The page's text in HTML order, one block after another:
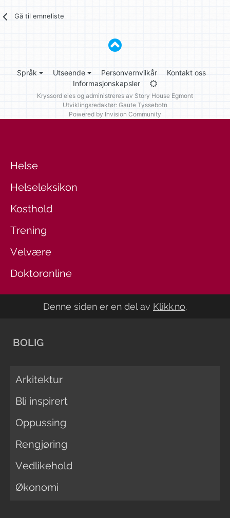
Gå til emneliste
Språk Utseende Personvernvilkår
Kontakt oss
Informasjonskapsler
Kryssord eies og administreres av Story House Egmont
Utviklingsredaktør: Gaute Tyssebotn
Powered by Invision Community
Helse
Helseleksikon
Kosthold
Trening
Velvære
Doktoronline
Denne siden er en del av Klikk.no.
BOLIG
Arkitektur
Bli inspirert
Oppussing
Rengjøring
Vedlikehold
Økonomi